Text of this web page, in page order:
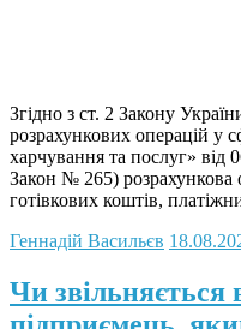
Згідно з ст. 2 Закону
розрахункових операцій у
харчування та послуг»
Закон № 265) розрахункова
готівкових коштів,
Геннадій Васильєв
Чи звільняється